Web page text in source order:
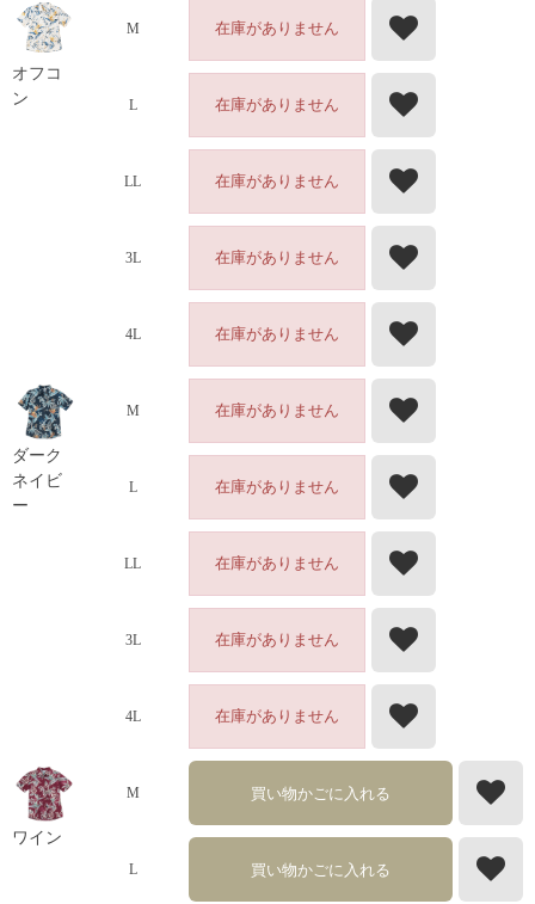
オフコ
ン
M 在庫がありません
L 在庫がありません
LL 在庫がありません
3L 在庫がありません
4L 在庫がありません
ダーク
ネイビ
ー
M 在庫がありません
L 在庫がありません
LL 在庫がありません
3L 在庫がありません
4L 在庫がありません
ワイン
M 買い物かごに入れる
L 買い物かごに入れる